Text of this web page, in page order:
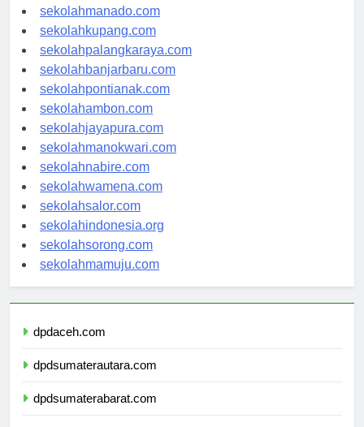
sekolahmanado.com
sekolahkupang.com
sekolahpalangkaraya.com
sekolahbanjarbaru.com
sekolahpontianak.com
sekolahambon.com
sekolahjayapura.com
sekolahmanokwari.com
sekolahnabire.com
sekolahwamena.com
sekolahsalor.com
sekolahindonesia.org
sekolahsorong.com
sekolahmamuju.com
dpdaceh.com
dpdsumaterautara.com
dpdsumaterabarat.com